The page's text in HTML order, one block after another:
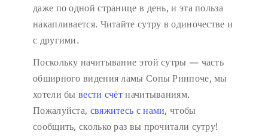
даже по одной странице в день, и эта польза
накапливается. Читайте сутру в одиночестве и
с другими.
Поскольку начитывание этой сутры — часть
обширного видения ламы Сопы Ринпоче, мы
хотели бы вести счётначитываниям.
Пожалуйста, свяжитесь с нами, чтобы
сообщить, сколько раз вы прочитали сутру!